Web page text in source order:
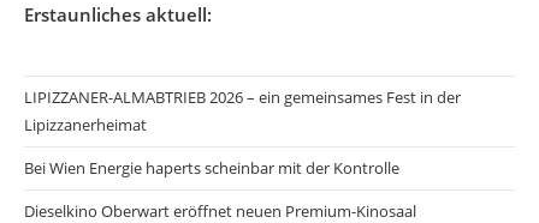
Erstaunliches aktuell:
LIPIZZANER-ALMABTRIEB 2026 – ein gemeinsames Fest in der
Lipizzanerheimat
Bei Wien Energie haperts scheinbar mit der Kontrolle
Dieselkino Oberwart eröffnet neuen Premium-Kinosaal